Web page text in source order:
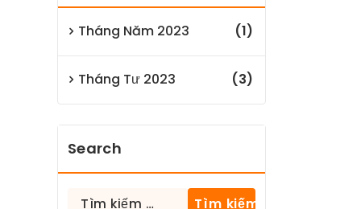
Tháng Năm 2023 (1)
Tháng Tư 2023 (3)
Search
Tìm